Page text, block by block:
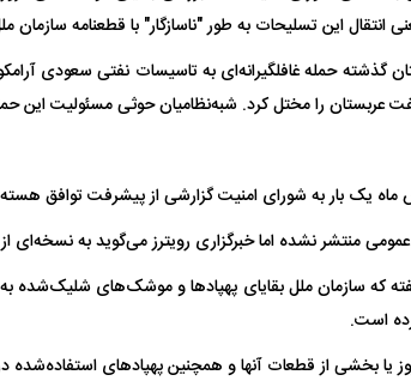
انتقال این تسلیحات به طور "ناسازگار" با قطعنامه سازمان
گذشته حمله غافلگیرانه‌ای به تاسیسات نفتی سعودی
عربستان را مختل کرد. شبه‌نظامیان حوثی مسئولیت این
یک بار به شورای امنیت گزارشی از پیشرفت توافق
عمومی منتشر نشده اما خبرگزاری رویترز می‌گوید به
گفته که سازمان ملل بقایای پهپادها و موشک‌های شلیک‌شده
است.
بخشی از قطعات آنها و همچنین پهپادهای استفاده‌شده
دو خرید جدید پرسپولیس نهایی شد؛
امضای قرارداد امروز
به